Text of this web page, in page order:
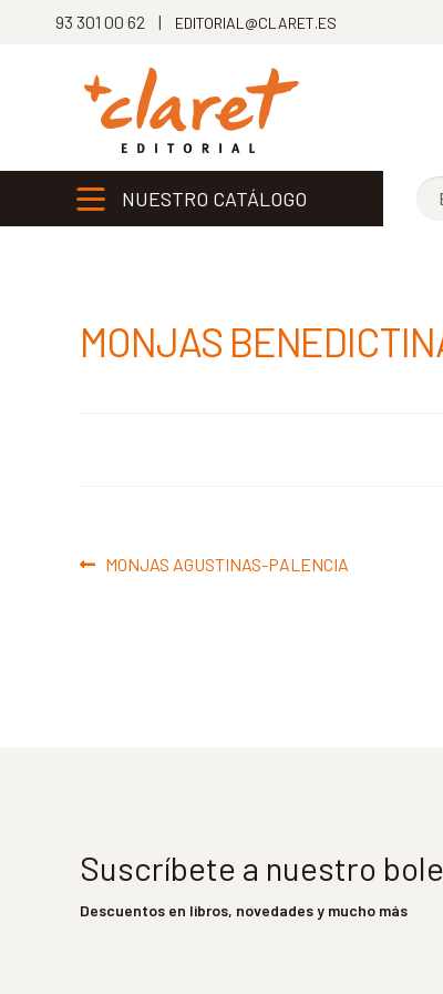
93 301 00 62 | EDITORIAL@CLARET.ES
NUESTRO CATÁLOGO
MONJAS
Navegación
Anterior:
MONJAS AGUSTINAS-PALENCIA
Suscríbete a nuestro
Descuentos en libros, novedades y mucho más